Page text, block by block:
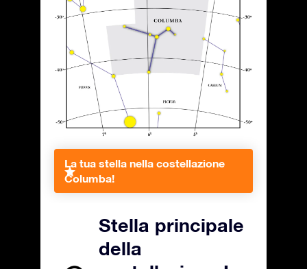
La tua stella nella costellazione
Columba!
Stella principale
della